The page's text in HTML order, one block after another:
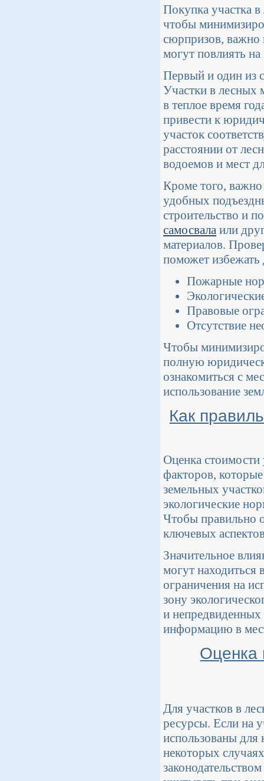
Покупка участка
чтобы
сюрпризов, важно
могут повлиять
Первый и один из
Участки в лесных
в теплое время
привести к
участок
расстоянии от
водоемов и мест
Кроме того,
удобных
строительство и
самосвала или
материалов.
поможет избежать
Пожарные
Правовые
Отсутствие
Чтобы
полную
ознакомиться с
использование
Как
Оценка стоимости
факторов,
земельных
экологические
Чтобы правильно
ключевых
Значительное
могут находиться
ограничения на
зону
и
информацию в
Оценка
Для участков в
ресурсы. Если на
использованы
некоторых